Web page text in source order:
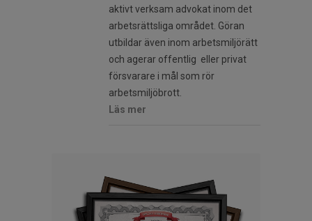
aktivt verksam advokat inom det
arbetsrättsliga området. Göran
utbildar även inom arbetsmiljörätt
och agerar offentlig eller privat
försvarare i mål som rör
arbetsmiljöbrott.
Läs mer